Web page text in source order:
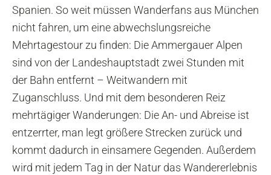
Spanien. So weit müssen Wanderfans aus München
nicht fahren, um eine abwechslungsreiche
Mehrtagestour zu finden: Die Ammergauer Alpen
sind von der Landeshauptstadt zwei Stunden mit
der Bahn entfernt – Weitwandern mit
Zuganschluss. Und mit dem besonderen Reiz
mehrtägiger Wanderungen: Die An- und Abreise ist
entzerrter, man legt größere Strecken zurück und
kommt dadurch in einsamere Gegenden. Außerdem
wird mit jedem Tag in der Natur das Wandererlebnis